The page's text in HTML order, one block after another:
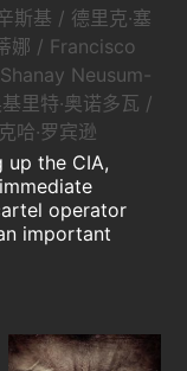
斯基 / 德里克·塞
娜 / Francisco
Neusum-
里特·奥诺多瓦 /
哈·罗宾逊
the CIA,
operator
important